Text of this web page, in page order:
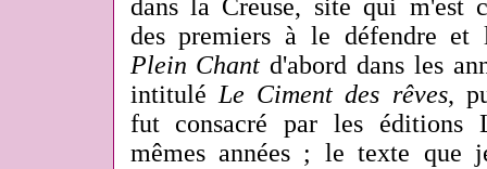
dans la Creuse, site qui m'est
des premiers à le défendre et
Plein Chant d'abord dans les
intitulé Le Ciment des rêves,
fut consacré par les éditions
mêmes années ; le texte que